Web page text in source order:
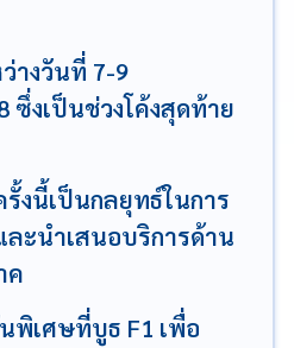
างวันที่ 7-9
ซึ่งเป็นช่วงโค้งสุดท้าย
รั้งนี้เป็นกลยุทธ์ในการ
ะนำเสนอบริการด้าน
ค
พิเศษที่บูธ F1 เพื่อ